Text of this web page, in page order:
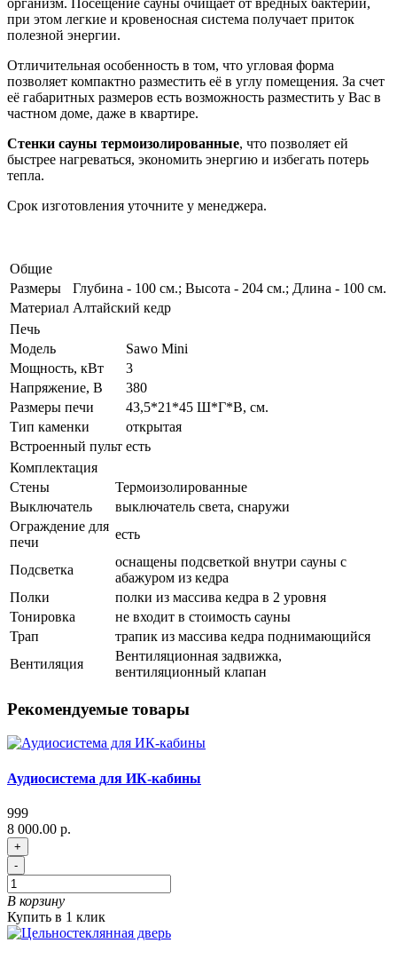
при этом легкие и кровеносная система получает приток
полезной энергии.
Отличительная особенность в том, что угловая форма
позволяет компактно разместить её в углу помещения. За счет
её габаритных размеров есть возможность разместить у Вас в
частном доме, даже в квартире.
Стенки сауны термоизолированные, что позволяет ей
быстрее нагреваться, экономить энергию и избегать потерь
тепла.
Срок изготовления уточните у менеджера.
Общие
Размеры
Глубина - 100 см.; Высота - 204 см.; Длина - 100 см.
Материал Алтайский кедр
Печь
Модель
Sawo Mini
Мощность, кВт
3
Напряжение, В
380
Размеры печи
43,5*21*45 Ш*Г*В, см.
Тип каменки
открытая
Встроенный пульт есть
Комплектация
Стены
Термоизолированные
Выключатель
выключатель света, снаружи
Ограждение для
печи
есть
Подсветка
оснащены подсветкой внутри сауны с
абажуром из кедра
Полки
полки из массива кедра в 2 уровня
Тонировка
не входит в стоимость сауны
Трап
трапик из массива кедра поднимающийся
Вентиляция
Вентиляционная задвижка,
вентиляционный клапан
Рекомендуемые товары
Аудиосистема для ИК-кабины
999
8 000.00 р.
+
-
В корзину
Купить в 1 клик